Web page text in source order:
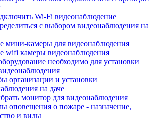
Wi-Fi видеонаблюдение
с выбором видеонаблюдения на
мини-камеры для видеонаблюдения
wifi камеры видеонаблюдения
необходимо для установки
организации и установки
на даче
монитор для видеонаблюдения
оповещения о пожаре - назначение,
и виды